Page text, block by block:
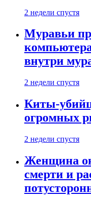
2 недели спустя
Муравьи
внутри
2 недели спустя
Киты-
огромных
2 недели спустя
Женщина
смерти и